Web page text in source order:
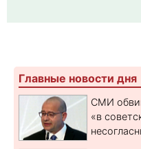
Главные новости дня
СМИ
«в